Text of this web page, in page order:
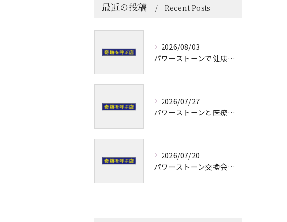
最近の投稿 Recent Posts
2026/08/03
パワーストーンで健康運を高める石選びと日常使いの実践ポイント
2026/07/27
パワーストーンと医療の力で熊本県阿蘇郡小国町水俣市の奇跡と開運を体感する旅
2026/07/20
パワーストーン交換会で安心のブレスレット修理と運気アップのメンテナンス術